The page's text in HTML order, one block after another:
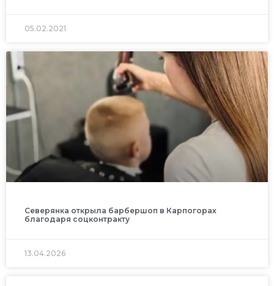
05.02.2021
Северянка открыла барбершоп в Карпогорах
благодаря соцконтракту
13.04.2026